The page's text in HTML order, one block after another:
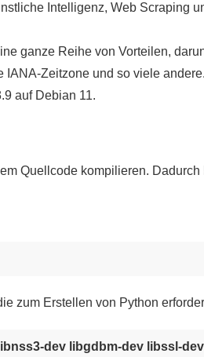
Intelligenz, Web Scraping
ganze Reihe von Vorteilen,
IANA-Zeitzone und so viele andere.
auf Debian 11.
Quellcode kompilieren.
zum Erstellen von Python
dev libgdbm-dev libssl-